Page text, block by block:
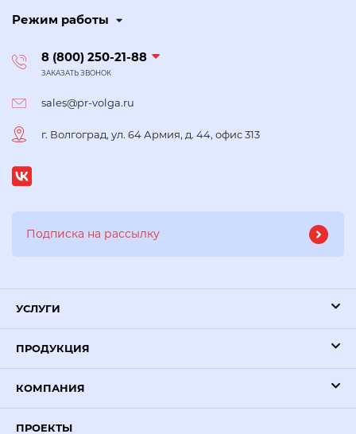
Режим работы
8 (800) 250-21-88
ЗАКАЗАТЬ ЗВОНОК
sales@pr-volga.ru
г. Волгоград, ул. 64 Армия, д. 44, офис 313
УСЛУГИ
ПРОДУКЦИЯ
КОМПАНИЯ
ПРОЕКТЫ